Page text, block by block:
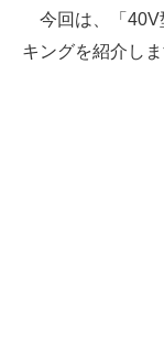
好きが集まる 比
今回は、「40V
キングを紹介し